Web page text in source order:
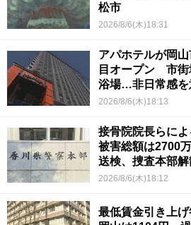
松市
2026/8/6(木)18:31
アパホテルが岡
目オープン 市街
浴場…非日常感を
2026/8/6(木)18:13
接骨院院長らに
被害総額は2700
送検、捜査本部解
2026/8/6(木)18:12
最低賃金引き上